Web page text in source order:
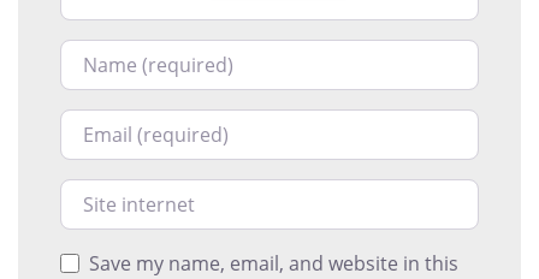
Nom
Courriel
Site internet
Save my name, email, and website in this